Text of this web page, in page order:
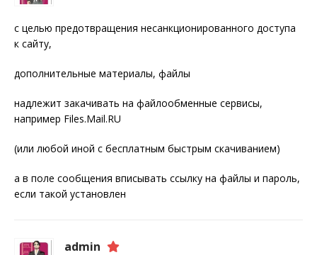
с целью предотвращения несанкционированного доступа
к сайту,
дополнительные материалы, файлы
надлежит закачивать на файлообменные сервисы,
например Files.Mail.RU
(или любой иной с бесплатным быстрым скачиванием)
а в поле сообщения вписывать ссылку на файлы и пароль,
если такой установлен
admin